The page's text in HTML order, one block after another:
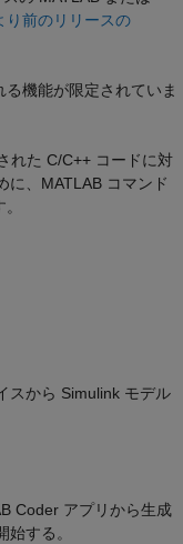
り前のリリースの
機能が限定されていま
れた C/C++ コードに対
に、MATLAB コマンド
スから Simulink モデル
Coder アプリから生成
する。